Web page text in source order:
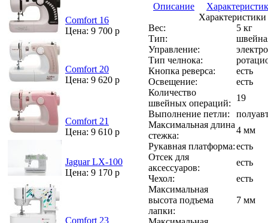
Comfort 16
Цена: 9 700 р
Comfort 20
Цена: 9 620 р
Comfort 21
Цена: 9 610 р
Jaguar LX-100
Цена: 9 170 р
Comfort 23
Описание
Вес:
5 кг
Тип:
Управление:
Тип челнока:
Кнопка реверса:
есть
Освещение:
есть
Количество
швейных операций:
19
Выполнение петли:
Максимальная длина
стежка:
4 мм
Рукавная платформа:есть
Отсек для
аксессуаров:
есть
Чехол:
есть
Максимальная
высота подъема
лапки:
7 мм